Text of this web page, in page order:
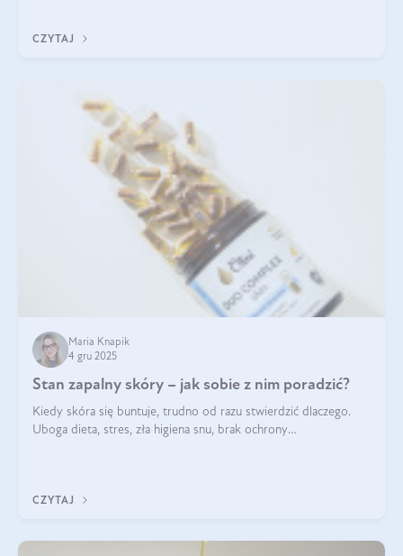
bydlęcy.
CZYTAJ
Maria Knapik
4 gru 2025
Stan zapalny skóry – jak sobie z nim poradzić?
Kiedy skóra się buntuje, trudno od razu stwierdzić dlaczego.
Uboga dieta, stres, zła higiena snu, brak ochrony
CZYTAJ